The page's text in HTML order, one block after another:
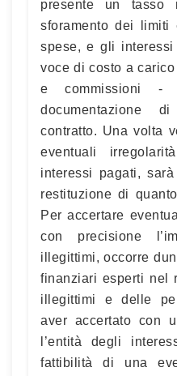
presente un tasso
sforamento dei
spese, e gli
voce di costo a
e commissioni -
documentazione
contratto. Una volta
eventuali
interessi pagati,
restituzione di
Per accertare
con precisione
illegittimi, occorre
finanziari esperti nel
illegittimi e delle
aver accertato con
l’entità degli
fattibilità di una